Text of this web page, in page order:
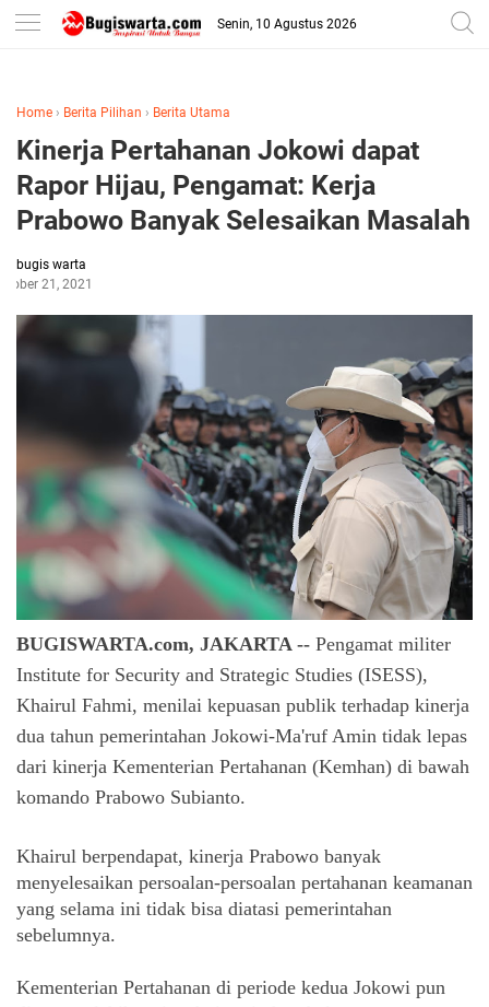
-->
Senin, 10 Agustus 2026
Home › Berita Pilihan › Berita Utama
Kinerja Pertahanan Jokowi dapat
Rapor Hijau, Pengamat: Kerja
Prabowo Banyak Selesaikan Masalah
bugis warta
21, 2021
BUGISWARTA.com, JAKARTA -- Pengamat militer
Institute for Security and Strategic Studies (ISESS),
Khairul Fahmi, menilai kepuasan publik terhadap kinerja
dua tahun pemerintahan Jokowi-Ma'ruf Amin tidak lepas
dari kinerja Kementerian Pertahanan (Kemhan) di bawah
komando Prabowo Subianto.
Khairul berpendapat, kinerja Prabowo banyak
menyelesaikan persoalan-persoalan pertahanan keamanan
yang selama ini tidak bisa diatasi pemerintahan
sebelumnya.
Kementerian Pertahanan di periode kedua Jokowi pun